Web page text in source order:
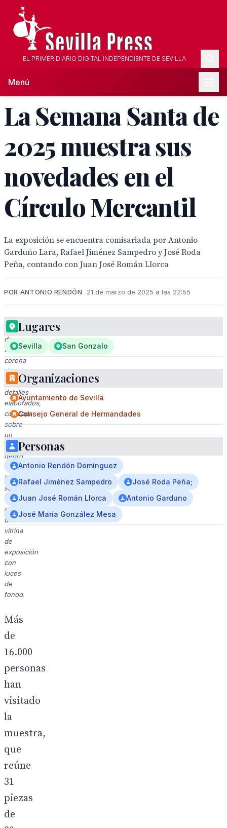
EL PRIMER DIARIO DIGITAL INDEPENDIENTE DE SEVILLA
Menú
La Semana Santa de
2025 muestra sus
novedades en el
Círculo Mercantil
La exposición se encuentra comisariada por Antonio
Garduño Lara, Rafael Jiménez Sampedro y José Roda
Peña, contando con Juan José Román Llorca
POR ANTONIO RENDÓN 21 de marzo de 2025 a las 22:55
Imagen
de
una
corona
dorada
con
detalles
elaborados,
colocada
sobre
un
velo
negro.
La
imagen
se
encuentra
en
una
vitrina
de
exposición
con
luces
de
fondo.
Más
de
16.000
personas
han
visitado
la
muestra,
que
reúne
31
piezas
de
Lugares
Sevilla San Gonzalo
Organizaciones
Ayuntamiento de Sevilla
Consejo General de Hermandades
Personas
Antonio Rendón Domínguez
Rafael Jiménez Sampedro
José Roda Peña;
Juan José Román Llorca
Antonio Garduno
José María González Mesa